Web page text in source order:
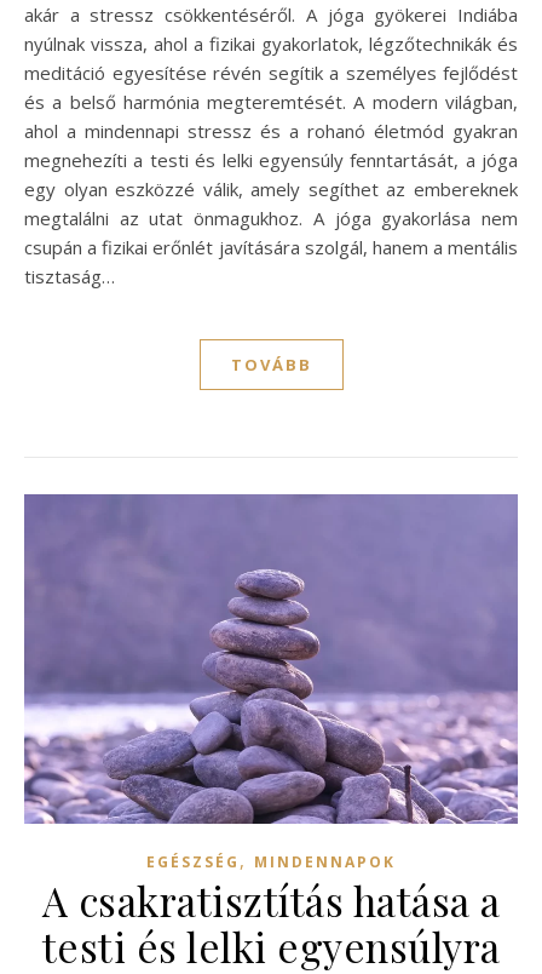
akár a stressz csökkentéséről. A jóga gyökerei Indiába
nyúlnak vissza, ahol a fizikai gyakorlatok, légzőtechnikák és
meditáció egyesítése révén segítik a személyes fejlődést
és a belső harmónia megteremtését. A modern világban,
ahol a mindennapi stressz és a rohanó életmód gyakran
megnehezíti a testi és lelki egyensúly fenntartását, a jóga
egy olyan eszközzé válik, amely segíthet az embereknek
megtalálni az utat önmagukhoz. A jóga gyakorlása nem
csupán a fizikai erőnlét javítására szolgál, hanem a mentális
tisztaság…
TOVÁBB
EGÉSZSÉG , MINDENNAPOK
A csakratisztítás hatása a
testi és lelki egyensúlyra